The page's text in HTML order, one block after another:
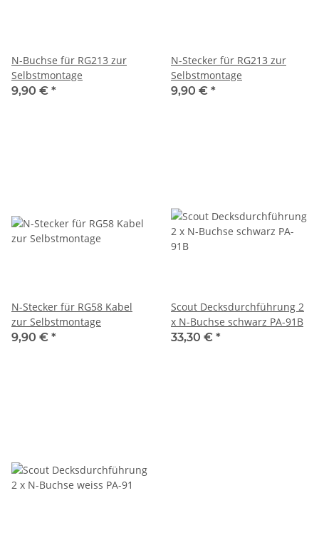
N-Buchse für RG213 zur
Selbstmontage
9,90 € *
N-Stecker für RG213 zur
Selbstmontage
9,90 € *
N-Stecker für RG58 Kabel
zur Selbstmontage
9,90 € *
Scout Decksdurchführung 2
x N-Buchse schwarz PA-91B
33,30 € *